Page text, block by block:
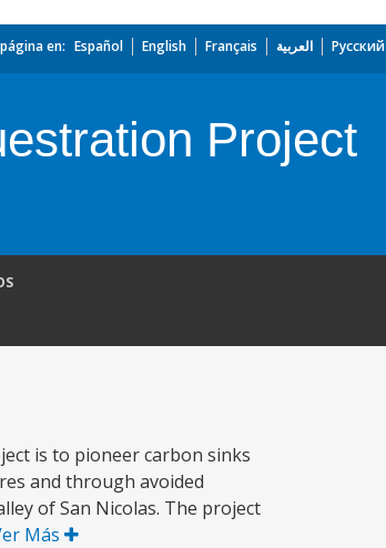
en: Español English Français العربية Русский
Project
is to pioneer carbon sinks
and through avoided
of San Nicolas. The project
Más